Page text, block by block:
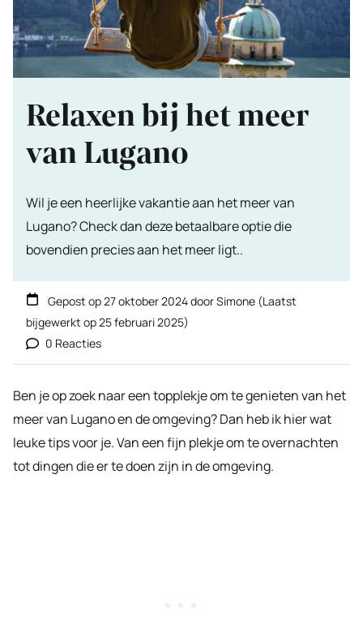
Relaxen bij het meer
van Lugano
Wil je een heerlijke vakantie aan het meer van
Lugano? Check dan deze betaalbare optie die
bovendien precies aan het meer ligt..
Gepost op27 oktober 2024doorSimone (Laatst
bijgewerkt op25 februari 2025)
0 Reacties
Ben je op zoek naar een topplekje om te genieten van het
meer van Lugano en de omgeving? Dan heb ik hier wat
leuke tips voor je. Van een fijn plekje om te overnachten
tot dingen die er te doen zijn in de omgeving.